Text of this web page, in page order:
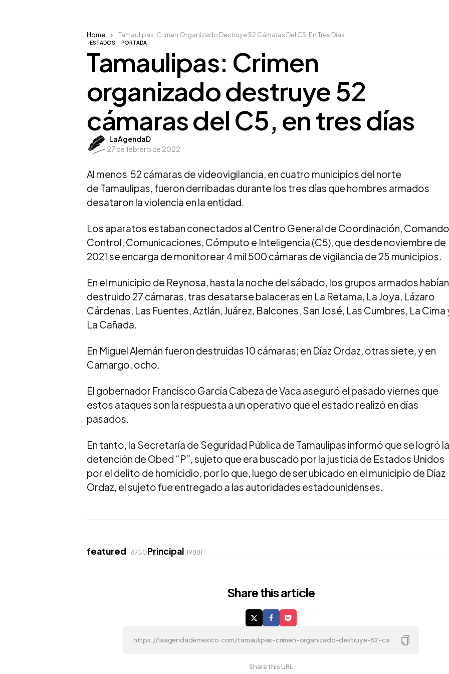
ESTADOS PORTADA
Tamaulipas: Crimen
organizado destruye 52
cámaras del C5, en tres días
Posted
by
LaAgendaD
27 de febrero de 2022
Home Tamaulipas: Crimen Organizado Destruye 52 Cámaras Del C5, En Tres Días
Al menos 52 cámaras de videovigilancia, en cuatro municipios del norte
de Tamaulipas, fueron derribadas durante los tres días que hombres armados
desataron la violencia en la entidad.
Los aparatos estaban conectados al Centro General de Coordinación,
Control, Comunicaciones, Cómputo e Inteligencia (C5), que desde noviembre de
2021 se encarga de monitorear 4 mil 500 cámaras de vigilancia de 25 municipios.
En el municipio de Reynosa, hasta la noche del sábado, los grupos armados habían
destruido 27 cámaras, tras desatarse balaceras en La Retama, La Joya, Lázaro
Cárdenas, Las Fuentes, Aztlán, Juárez, Balcones, San José, Las Cumbres, La Cima
La Cañada.
En Miguel Alemán fueron destruidas 10 cámaras; en Díaz Ordaz, otras siete, y en
Camargo, ocho.
El gobernador Francisco García Cabeza de Vaca aseguró el pasado viernes que
estos ataques son la respuesta a un operativo que el estado realizó en días
pasados.
En tanto, la Secretaría de Seguridad Pública de Tamaulipas informó que se logró la
detención de Obed “P”, sujeto que era buscado por la justicia de Estados Unidos
por el delito de homicidio, por lo que, luego de ser ubicado en el municipio de Díaz
Ordaz, el sujeto fue entregado a las autoridades estadounidenses.
featured 18750Principal 19881
Sharethis article
Share this URL